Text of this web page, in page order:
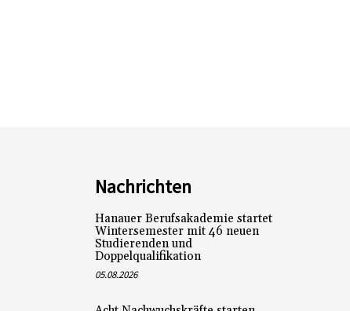
Nachrichten
Hanauer Berufsakademie startet
Wintersemester mit 46 neuen
Studierenden und
Doppelqualifikation
05.08.2026